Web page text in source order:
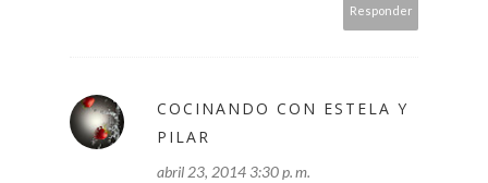
Responder
COCINANDO CON ESTELA Y
PILAR
abril 23, 2014 3:30 p. m.